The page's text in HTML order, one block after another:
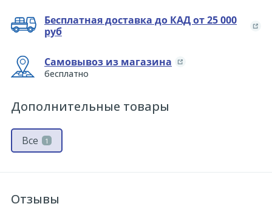
Бесплатная доставка до КАД от 25 000
руб
Самовывоз из магазина
бесплатно
Дополнительные товары
Все 1
Отзывы